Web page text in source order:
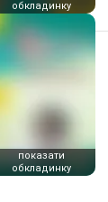
обкладинку
показати
обкладинку